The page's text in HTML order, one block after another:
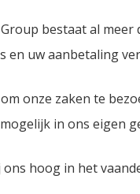
bestaat al
en uw aanbetaling
onze zaken te
in ons eigen
hoog in het